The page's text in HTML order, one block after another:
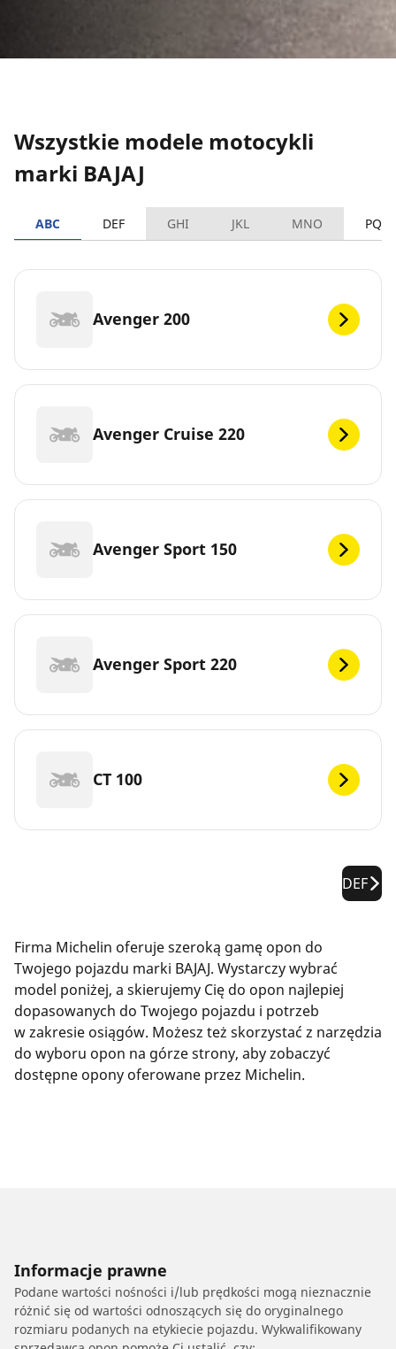
Wszystkie modele motocykli
marki BAJAJ
ABC DEF GHI JKL MNO PQRS
Avenger 200
Avenger Cruise 220
Avenger Sport 150
Avenger Sport 220
CT 100
DEF
Firma Michelin oferuje szeroką gamę opon do
Twojego pojazdu marki BAJAJ. Wystarczy wybrać
model poniżej, a skierujemy Cię do opon najlepiej
dopasowanych do Twojego pojazdu i potrzeb
w zakresie osiągów. Możesz też skorzystać z narzędzia
do wyboru opon na górze strony, aby zobaczyć
dostępne opony oferowane przez Michelin.
Informacje prawne
Podane wartości nośności i/lub prędkości mogą nieznacznie
różnić się od wartości odnoszących się do oryginalnego
rozmiaru podanych na etykiecie pojazdu. Wykwalifikowany